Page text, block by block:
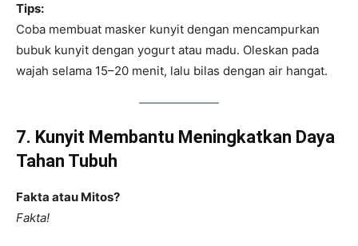
Tips:
Coba membuat masker kunyit dengan mencampurkan
bubuk kunyit dengan yogurt atau madu. Oleskan pada
wajah selama 15–20 menit, lalu bilas dengan air hangat.
7. Kunyit Membantu Meningkatkan Daya
Tahan Tubuh
Fakta atau Mitos?
Fakta!